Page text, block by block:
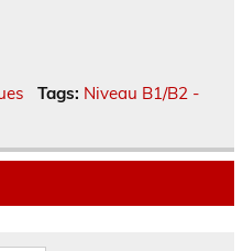
Tags: Niveau B1/B2 -